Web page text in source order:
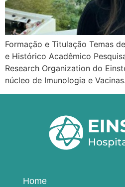
Formação e Titulação Temas
e Histórico Acadêmico
Research Organization do
núcleo de Imunologia e Vacinas.
Home